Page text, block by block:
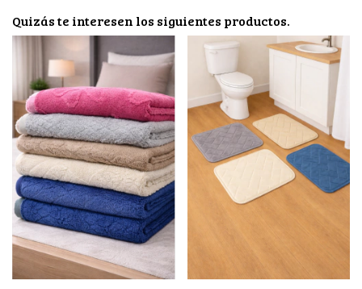
Quizás te interesen los siguientes productos.